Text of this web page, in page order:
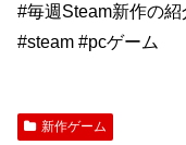
#毎週Steam新作の
#steam #pcゲーム
新作ゲーム